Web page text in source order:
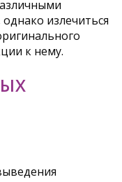
излечиться
к нему.